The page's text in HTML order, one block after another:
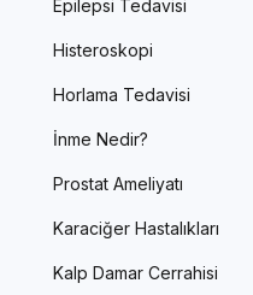
Epilepsi Tedavisi
Histeroskopi
Horlama Tedavisi
İnme Nedir?
Prostat Ameliyatı
Karaciğer Hastalıkları
Kalp Damar Cerrahisi